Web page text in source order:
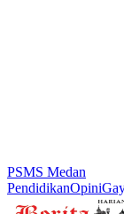
PSMS Medan
PendidikanOpini